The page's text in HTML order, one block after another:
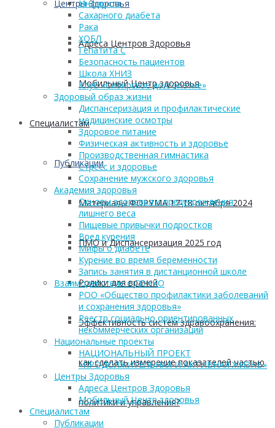
Центры Здоровья
Адреса Центров Здоровья
Мобильный Центр здоровья
Cпециалистам
Публикации
Материалы ФОРУМА 17-18 октября 2024
ПМО и Диспансеризация 2025 год
Ролики для врачей
Эффективность систем здравоохранения:
как сделать измерение показателей частью
политики и управления?
Инфаркта
Сахарного диабета
Рака
ХОБЛ
Гепатита С
Безопасность пациентов
Школа ХНИЗ
Клуб «Сибирское долголетие»
Здоровый образ жизни
Диспансеризация и профилактические
медицинские осмотры
Здоровое питание
Физическая активность и здоровье
Производственная гимнастика
Стресс и здоровье
Сохранение мужского здоровья
Академия здоровья
Основы здоровья и предупреждения
лишнего веса
Пищевые привычки подростков
Вред курения
Мифы о диабете
Курение во время беременности
Запись занятия в дистанционной школе
Взаимодействие с СОНКО
РОО «Общество профилактики заболеваний
и сохранения здоровья»
Реестр социально ориентированных
некоммерческих организаций
Национальные проекты
НАЦИОНАЛЬНЫЙ ПРОЕКТ
«ПРОДОЛЖИТЕЛЬНАЯ И АКТИВНАЯ ЖИЗНЬ»
Центры Здоровья
Адреса Центров Здоровья
Мобильный Центр здоровья
Cпециалистам
Публикации